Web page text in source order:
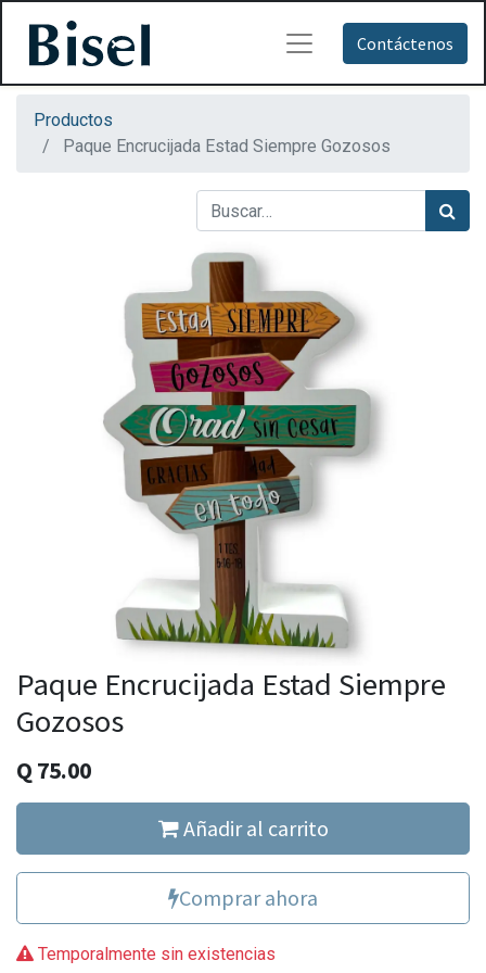
Contáctenos
Productos
Paque Encrucijada Estad Siempre Gozosos
Paque Encrucijada Estad Siempre
Gozosos
Q 75.00
Añadir al carrito
Comprar ahora
Temporalmente sin existencias